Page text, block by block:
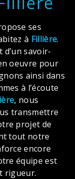
ses
à Fillière.
d’un savoir-
oeuvre pour
ainsi dans
à l’écoute
, nous
transmettre
projet de
tout notre
encore
équipe est
rigueur.